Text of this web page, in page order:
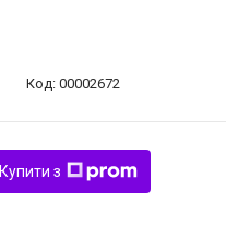
Код: 00002672
Купити з